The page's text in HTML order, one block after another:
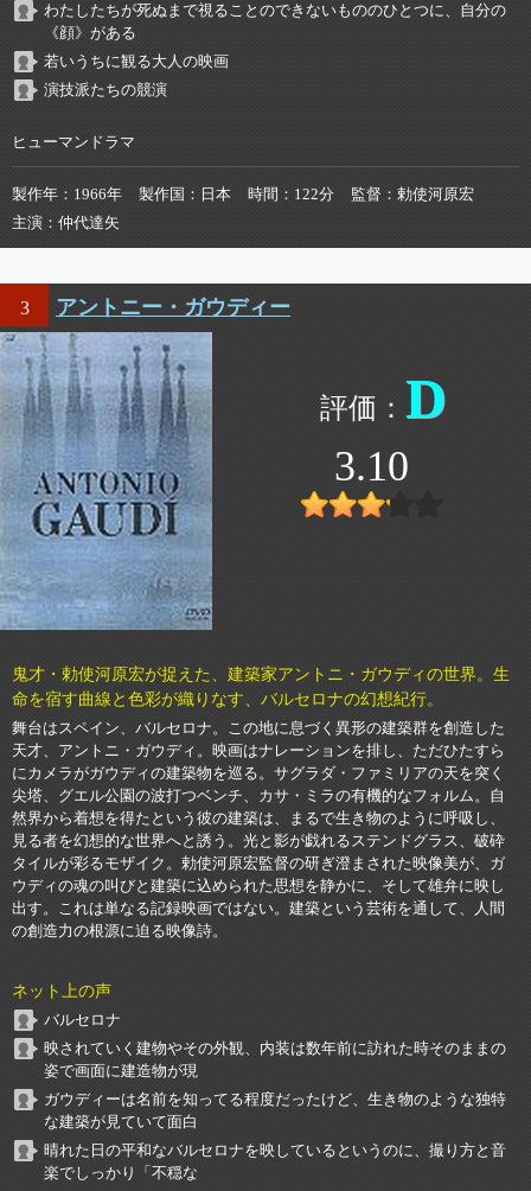
わたしたちが死ぬまで視ることのできないもののひとつに、自分の
《顔》がある
若いうちに観る大人の映画
演技派たちの競演
ヒューマンドラマ
製作年 1966年 製作国 日本 時間 122分 監督
勅使河原宏
主演
仲代達矢
3 アントニー・ガウディー
D
3.10
鬼才・勅使河原宏が捉えた、建築家アントニ・ガウディの世界。生
命を宿す曲線と色彩が織りなす、バルセロナの幻想紀行。
舞台はスペイン、バルセロナ。この地に息づく異形の建築群を創造した
天才、アントニ・ガウディ。映画はナレーションを排し、ただひたすら
にカメラがガウディの建築物を巡る。サグラダ・ファミリアの天を突く
尖塔、グエル公園の波打つベンチ、カサ・ミラの有機的なフォルム。自
然界から着想を得たという彼の建築は、まるで生き物のように呼吸し、
見る者を幻想的な世界へと誘う。光と影が戯れるステンドグラス、破砕
タイルが彩るモザイク。勅使河原宏監督の研ぎ澄まされた映像美が、ガ
ウディの魂の叫びと建築に込められた思想を静かに、そして雄弁に映し
出す。これは単なる記録映画ではない。建築という芸術を通して、人間
の創造力の根源に迫る映像詩。
ネット上の声
バルセロナ
映されていく建物やその外観、内装は数年前に訪れた時そのままの
姿で画面に建造物が現
ガウディーは名前を知ってる程度だったけど、生き物のような独特
な建築が見ていて面白
晴れた日の平和なバルセロナを映しているというのに、撮り方と音
楽でしっかり「不穏な